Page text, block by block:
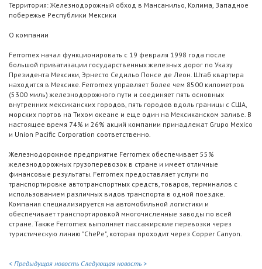
Территория: Железнодорожный обход в Мансанильо, Колима, Западное
побережье Республики Мексики
О компании
Ferromex начал функционировать с 19 февраля 1998 года после
большой приватизации государственных железных дорог по Указу
Президента Мексики, Эрнесто Седильо Понсе де Леон. Штаб квартира
находится в Мексике. Ferromex управляет более чем 8500 километров
(5300 миль) железнодорожного пути и соединяет пять основных
внутренних мексиканских городов, пять городов вдоль границы с США,
морских портов на Тихом океане и еще один на Мексиканском заливе. В
настоящее время 74% и 26% акций компании принадлежат Grupo Mexico
и Union Pacific Corporation соответственно.
Железнодорожное предприятие Ferromex обеспечивает 55%
железнодорожных грузоперевозок в стране и имеет отличные
финансовые результаты. Ferromex предоставляет услуги по
транспортировке автотранспортных средств, товаров, терминалов с
использованием различных видов транспорта в одной поездке.
Компания специализируется на автомобильной логистики и
обеспечивает транспортировкой многочисленные заводы по всей
стране. Также Ferromex выполняет пассажирские перевозки через
туристическую линию "ChePe", которая проходит через Copper Canyon.
< Предыдущая новость Следующая новость >